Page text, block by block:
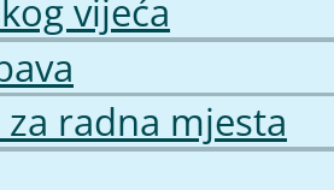
vijeća
radna mjesta